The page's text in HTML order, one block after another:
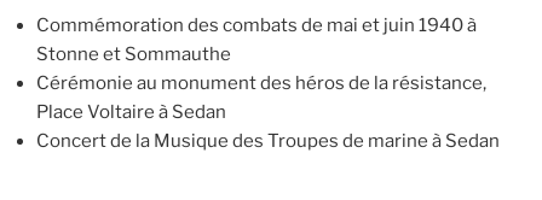
Commémoration des combats de mai et juin 1940 à
Stonne et Sommauthe
Cérémonie au monument des héros de la résistance,
Place Voltaire à Sedan
Concert de la Musique des Troupes de marine à Sedan